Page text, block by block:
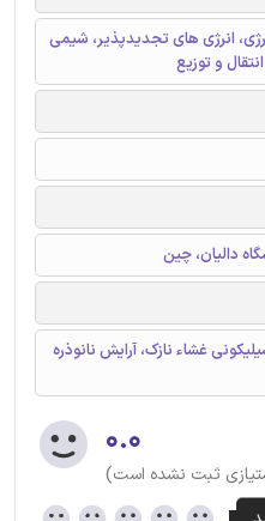
انرژی های تجدیدپذیر، شیمی
و توزیع
دالیان، چین
غشاء نازک، آرایش نانوذره
۰.۰
ثبت نشده است)